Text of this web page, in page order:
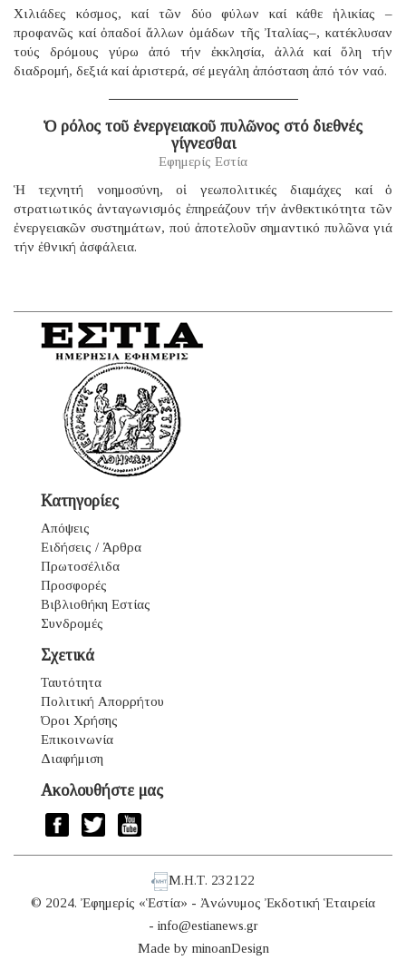
Χιλιάδες κόσμος, καί τῶν δύο φύλων καί κάθε ἡλικίας –
προφανῶς καί ὀπαδοί ἄλλων ὁμάδων τῆς Ἰταλίας–, κατέκλυσαν
τούς δρόμους γύρω ἀπό τήν ἐκκλησία, ἀλλά καί ὅλη τήν
διαδρομή, δεξιά καί ἀριστερά, σέ μεγάλη ἀπόσταση ἀπό τόν ναό.
Ὁ ρόλος τοῦ ἐνεργειακοῦ πυλῶνος στό διεθνές
γίγνεσθαι
Εφημερίς Εστία
Ἡ τεχνητή νοημοσύνη, οἱ γεωπολιτικές διαμάχες καί ὁ
στρατιωτικός ἀνταγωνισμός ἐπηρεάζουν τήν ἀνθεκτικότητα τῶν
ἐνεργειακῶν συστημάτων, πού ἀποτελοῦν σημαντικό πυλῶνα γιά
τήν ἐθνική ἀσφάλεια.
Κατηγορίες
Απόψεις
Ειδήσεις / Άρθρα
Πρωτοσέλιδα
Προσφορές
Βιβλιοθήκη Εστίας
Συνδρομές
Σχετικά
Ταυτότητα
Πολιτική Απορρήτου
Όροι Χρήσης
Επικοινωνία
Διαφήμιση
Ακολουθήστε μας
Μ.Η.Τ. 232122
© 2024. Ἐφημερίς «Ἑστία» - Ἀνώνυμος Ἐκδοτική Ἑταιρεία
- info@estianews.gr
Made by minoanDesign